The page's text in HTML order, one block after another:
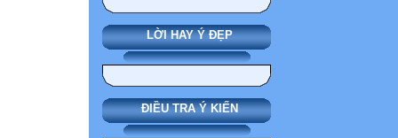
LỜI HAY Ý ĐẸP
ĐIỀU TRA Ý KIẾN